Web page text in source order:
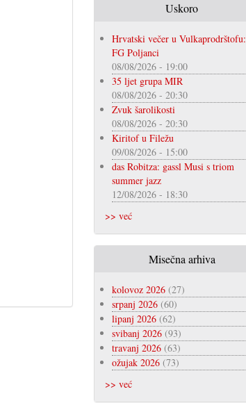
Uskoro
Hrvatski večer u Vulkaprodrštofu:
FG Poljanci
08/08/2026 - 19:00
35 ljet grupa MIR
08/08/2026 - 20:30
Zvuk šarolikosti
08/08/2026 - 20:30
Kiritof u Filežu
09/08/2026 - 15:00
das Robitza: gassl Musi s triom
summer jazz
12/08/2026 - 18:30
>> već
Misečna arhiva
kolovoz 2026(27)
srpanj 2026(60)
lipanj 2026(62)
svibanj 2026(93)
travanj 2026(63)
ožujak 2026(73)
>> već